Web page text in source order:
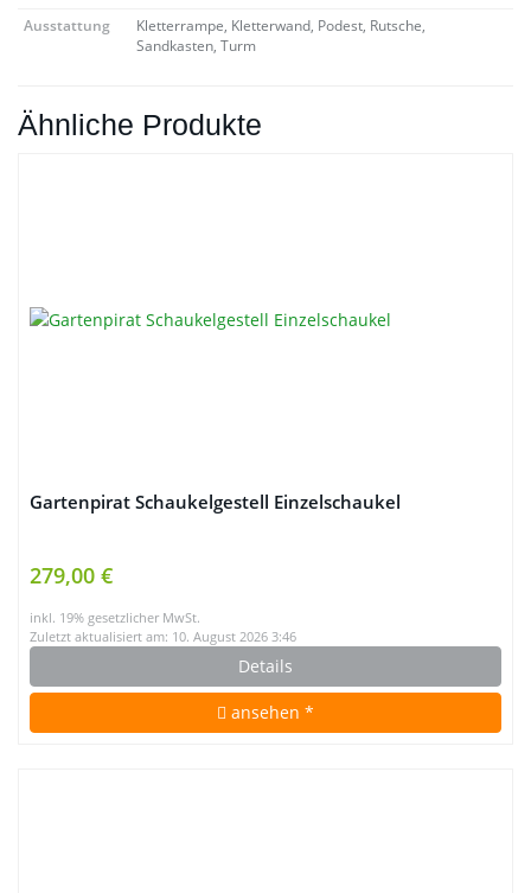
Ausstattung
Kletterrampe, Kletterwand, Podest, Rutsche,
Sandkasten, Turm
Ähnliche Produkte
Gartenpirat Schaukelgestell Einzelschaukel
279,00 €
inkl. 19% gesetzlicher MwSt.
Zuletzt aktualisiert am: 10. August 2026 3:46
Details
ansehen *